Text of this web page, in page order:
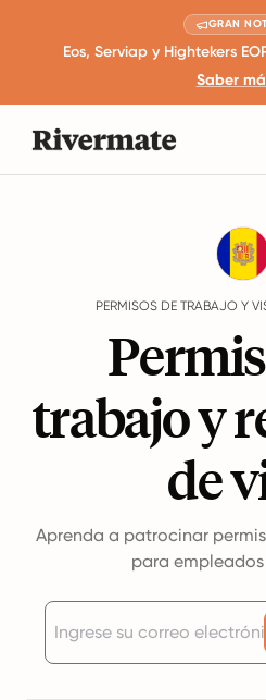
GRAN
Eos, Serviap y Hightekers
Saber
PERMISOS DE TRABAJO Y
trabajo y
de
Aprenda a patrocinar
para